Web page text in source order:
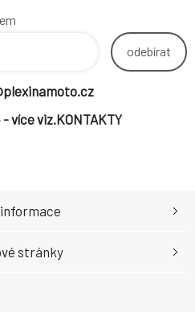
odebírat
více viz.KONTAKTY
stránky